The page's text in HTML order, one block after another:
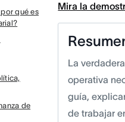
qué es
de
Mira la
La
operativa
guía,
de trabajar